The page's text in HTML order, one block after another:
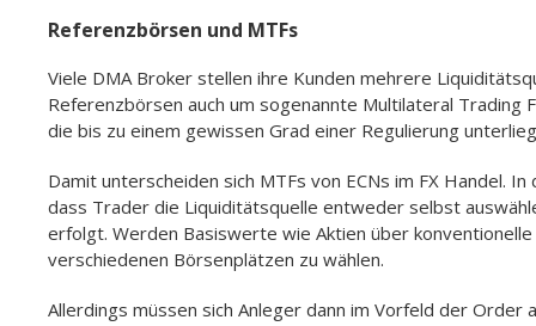
Referenzbörsen und MTFs
Viele DMA Broker stellen ihre Kunden mehrere
Referenzbörsen auch um sogenannte Multilateral Trading
die bis zu einem gewissen Grad einer Regulierung
Damit unterscheiden sich MTFs von ECNs im FX Handel.
dass Trader die Liquiditätsquelle entweder selbst
erfolgt. Werden Basiswerte wie Aktien über
verschiedenen Börsenplätzen zu wählen.
Allerdings müssen sich Anleger dann im Vorfeld der Order